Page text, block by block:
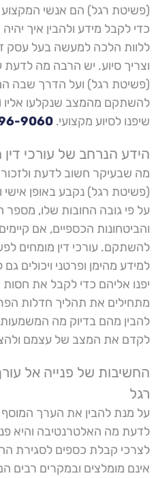
(פשיטת רגל) הם אנשי המקצוע
כדי לקבל מידע ולהבין איך
ללוות הלכה למעשה בעל עסק
וצריך סיוע. יש הרבה מה
(פשיטת רגל) ועל הדרך שבה
להשתקם מהמצב שנקלעו
שיפנו לסיוע מקצועי. 9060
הידע הנרחב של עורכי
מה שבעיקר חשוב לדעת
(פשיטת רגל) נקבע באופן
על פי גובה החובות שלו,
והביטחונות הכספיים, אם
להשתקם. עורכי דין מומחים
למידע מהימן ופרטני ויכולים
יפנו אליהם כדי לקבל את
מתחילים את תהליך חדלות
להבין מהם בדיוק מה
לקדם את המצב של עצמם
החשיבות של פנייה אל
רגל
על מנת להבין את הערך המוסף
לדעת מה האלטרנטיבה והיא
לצרכי קבלת כספים לסגירת
אינם מומלצים ובמקרים